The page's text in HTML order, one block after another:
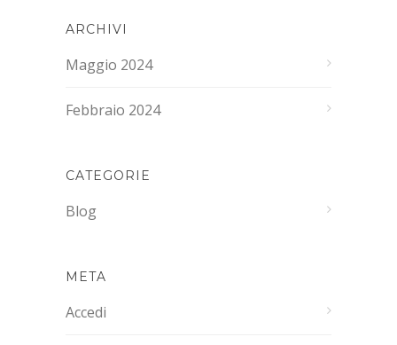
ARCHIVI
Maggio 2024
Febbraio 2024
CATEGORIE
Blog
META
Accedi